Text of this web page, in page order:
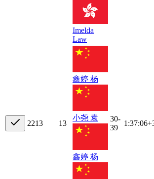
Imelda
Law
2213 13
鑫婷 杨
小尧 袁
鑫婷 杨
30-
39
1:37:06+